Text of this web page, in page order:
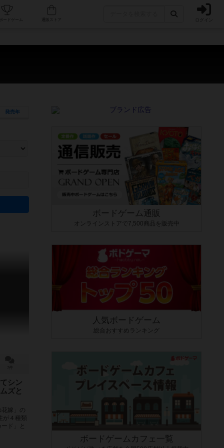
人気ボードゲーム ログイン
発売年
。マニュアルを読む時間や参加者へのルール説明時間は含まれていないため、初めて
よう、中世ファンタジー・クッキング・海賊同士の対決など、ゲームコンセプトを絞
ードゲームに慣れている方向けの絞込機能です。例えば「ダイスロール」はランダ
シン
ズと
嫁」の
４種類
ド」と
ボードゲーム通販
オンラインストアで7,500商品を販売中
人気ボードゲーム
総合おすすめランキング
ボードゲームカフェ一覧